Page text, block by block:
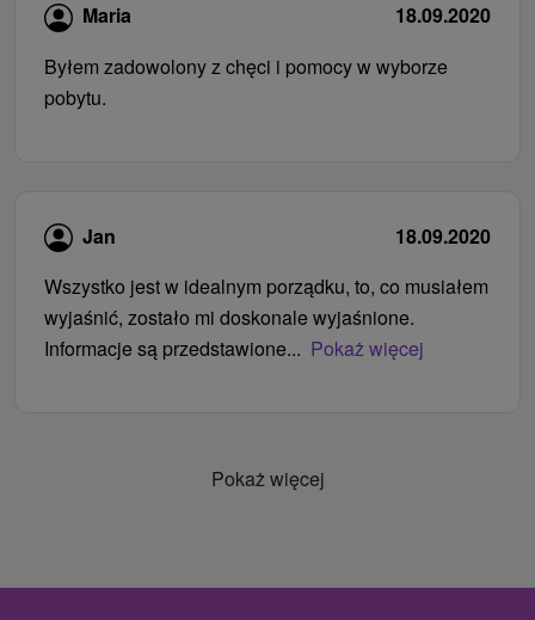
Maria
18.09.2020
Byłem zadowolony z chęci i pomocy w wyborze
pobytu.
Jan
18.09.2020
Wszystko jest w idealnym porządku, to, co musiałem
wyjaśnić, zostało mi doskonale wyjaśnione.
Informacje są przedstawione... Pokaż więcej
Pokaż więcej